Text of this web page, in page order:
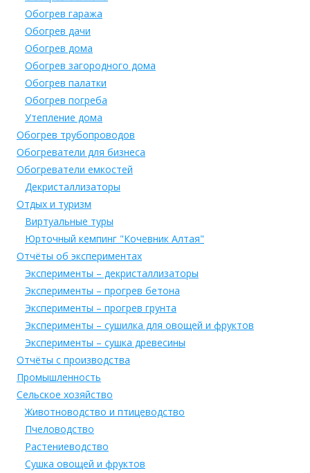
Обогрев гаража
Обогрев дачи
Обогрев дома
Обогрев загородного дома
Обогрев палатки
Обогрев погреба
Утепление дома
Обогрев трубопроводов
Обогреватели для бизнеса
Обогреватели емкостей
Декристаллизаторы
Отдых и туризм
Виртуальные туры
Юрточный кемпинг "Кочевник Алтая"
Отчёты об экспериментах
Эксперименты – декристаллизаторы
Эксперименты – прогрев бетона
Эксперименты – прогрев грунта
Эксперименты – сушилка для овощей и фруктов
Эксперименты – сушка древесины
Отчёты с производства
Промышленность
Сельское хозяйство
Животноводство и птицеводство
Пчеловодство
Растениеводство
Сушка овощей и фруктов